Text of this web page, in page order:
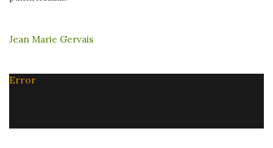
Jean Marie Gervais
Error